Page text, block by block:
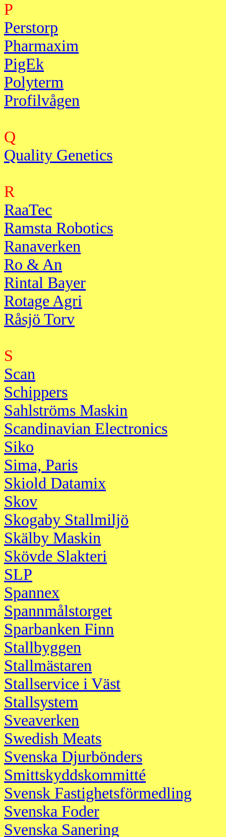
P
Perstorp
Pharmaxim
PigEk
Polyterm
Profilvågen
Q
Quality Genetics
R
RaaTec
Ramsta Robotics
Ranaverken
Ro & An
Rintal Bayer
Rotage Agri
Råsjö Torv
S
Scan
Schippers
Sahlströms Maskin
Scandinavian Electronics
Siko
Sima, Paris
Skiold Datamix
Skov
Skogaby Stallmiljö
Skälby Maskin
Skövde Slakteri
SLP
Spannex
Spannmålstorget
Sparbanken Finn
Stallbyggen
Stallmästaren
Stallservice i Väst
Stallsystem
Sveaverken
Swedish Meats
Svenska Djurbönders
Smittskyddskommitté
Svensk Fastighetsförmedling
Svenska Foder
Svenska Sanering